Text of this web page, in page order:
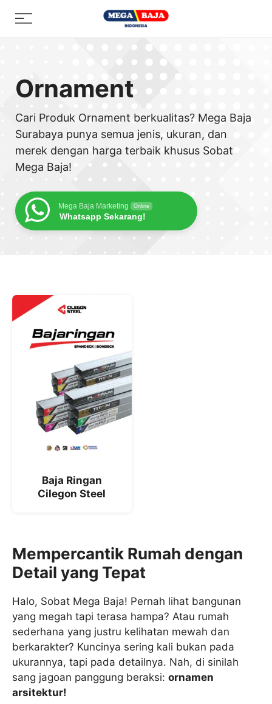
Menu
Ornament
Cari Produk Ornament berkualitas? Mega Baja
Surabaya punya semua jenis, ukuran, dan
merek dengan harga terbaik khusus Sobat
Mega Baja!
Mega Baja Marketing Online
Whatsapp Sekarang!
Baja Ringan
Cilegon Steel
Mempercantik Rumah dengan
Detail yang Tepat
Halo, Sobat Mega Baja! Pernah lihat bangunan
yang megah tapi terasa hampa? Atau rumah
sederhana yang justru kelihatan mewah dan
berkarakter? Kuncinya sering kali bukan pada
ukurannya, tapi pada detailnya. Nah, di sinilah
sang jagoan panggung beraksi: ornamen
arsitektur!